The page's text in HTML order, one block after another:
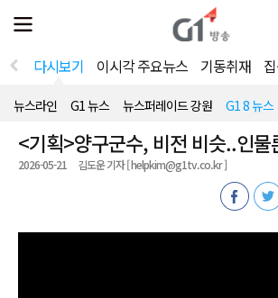
전
체
뉴
열
다시보기 이시각 주요뉴스 기동취재
뉴스라인 G1 뉴스 뉴스퍼레이드 강원 G1 8 뉴스
<기획>양구군수, 비전 비슷..인물
2026-05-21 김도운 기자 [ helpkim@g1tv.co.kr ]